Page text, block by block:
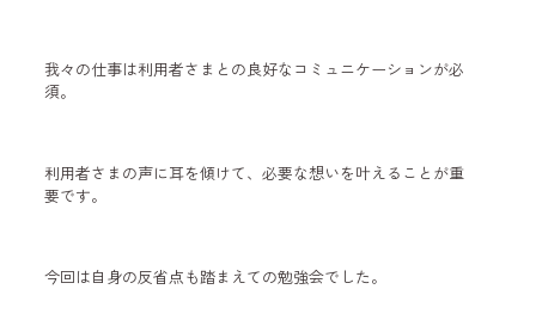
我々の仕事は利用者さまとの良好なコミュニケーションが必
須。
利用者さまの声に耳を傾けて、必要な想いを叶えることが重
要です。
今回は自身の反省点も踏まえての勉強会でした。